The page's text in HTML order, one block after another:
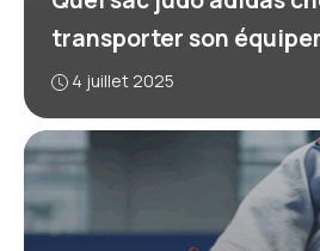
transporter son
4 juillet 2025